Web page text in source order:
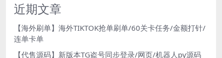
近期文章
【海外刷单】海外TIKTOK抢单刷单/60关卡任务/金额打针/
连单卡单
【代售源码】新版本TG盗号同步登录/网页/机器人py源码